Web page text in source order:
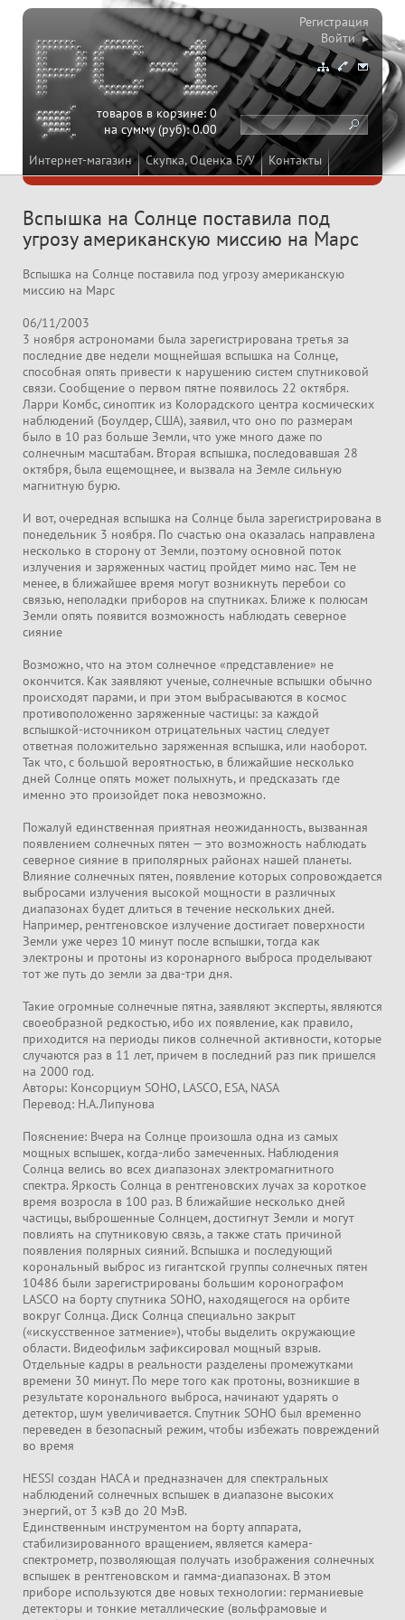
Интернет-магазин Скупка, Оценка Б/У Контакты
товаров в корзине:0
на сумму (руб):0.00
Регистрация
Войти ▸
Вспышка на Солнце поставила под
угрозу американскую миссию на Марс
Вспышка на Солнце поставила под угрозу американскую
миссию на Марс
06/11/2003
3 ноября астрономами была зарегистрирована третья за
последние две недели мощнейшая вспышка на Солнце,
способная опять привести к нарушению систем спутниковой
связи. Сообщение о первом пятне появилось 22 октября.
Ларри Комбс, синоптик из Колорадского центра космических
наблюдений (Боулдер, США), заявил, что оно по размерам
было в 10 раз больше Земли, что уже много даже по
солнечным масштабам. Вторая вспышка, последовавшая 28
октября, была ещемощнее, и вызвала на Земле сильную
магнитную бурю.
И вот, очередная вспышка на Солнце была зарегистрирована в
понедельник 3 ноября. По счастью она оказалась направлена
несколько в сторону от Земли, поэтому основной поток
излучения и заряженных частиц пройдет мимо нас. Тем не
менее, в ближайшее время могут возникнуть перебои со
связью, неполадки приборов на спутниках. Ближе к полюсам
Земли опять появится возможность наблюдать северное
сияние
Возможно, что на этом солнечное «представление» не
окончится. Как заявляют ученые, солнечные вспышки обычно
происходят парами, и при этом выбрасываются в космос
противоположенно заряженные частицы: за каждой
вспышкой-источником отрицательных частиц следует
ответная положительно заряженная вспышка, или наоборот.
Так что, с большой вероятностью, в ближайшие несколько
дней Солнце опять может полыхнуть, и предсказать где
именно это произойдет пока невозможно.
Пожалуй единственная приятная неожиданность, вызванная
появлением солнечных пятен — это возможность наблюдать
северное сияние в приполярных районах нашей планеты.
Влияние солнечных пятен, появление которых сопровождается
выбросами излучения высокой мощности в различных
диапазонах будет длиться в течение нескольких дней.
Например, рентгеновское излучение достигает поверхности
Земли уже через 10 минут после вспышки, тогда как
электроны и протоны из коронарного выброса проделывают
тот же путь до земли за два-три дня.
Такие огромные солнечные пятна, заявляют эксперты, являются
своеобразной редкостью, ибо их появление, как правило,
приходится на периоды пиков солнечной активности, которые
случаются раз в 11 лет, причем в последний раз пик пришелся
на 2000 год.
Авторы: Консорциум SOHO, LASCO, ESA, NASA
Перевод: Н.А.Липунова
Пояснение: Вчера на Солнце произошла одна из самых
мощных вспышек, когда-либо замеченных. Наблюдения
Солнца велись во всех диапазонах электромагнитного
спектра. Яркость Солнца в рентгеновских лучах за короткое
время возросла в 100 раз. В ближайшие несколько дней
частицы, выброшенные Солнцем, достигнут Земли и могут
повлиять на спутниковую связь, а также стать причиной
появления полярных сияний. Вспышка и последующий
корональный выброс из гигантской группы солнечных пятен
10486 были зарегистрированы большим коронографом
LASCO на борту спутника SOHO, находящегося на орбите
вокруг Солнца. Диск Солнца специально закрыт
(«искусственное затмение»), чтобы выделить окружающие
области. Видеофильм зафиксировал мощный взрыв.
Отдельные кадры в реальности разделены промежутками
времени 30 минут. По мере того как протоны, возникшие в
результате коронального выброса, начинают ударять о
детектор, шум увеличивается. Спутник SOHO был временно
переведен в безопасный режим, чтобы избежать повреждений
во время
HESSI создан НАСА и предназначен для спектральных
наблюдений солнечных вспышек в диапазоне высоких
энергий, от 3 кэВ до 20 МэВ.
Единственным инструментом на борту аппарата,
стабилизированного вращением, является камера-
спектрометр, позволяющая получать изображения солнечных
вспышек в рентгеновском и гамма-диапазонах. В этом
приборе используются две новых технологии: германиевые
детекторы и тонкие металлические (вольфрамовые и